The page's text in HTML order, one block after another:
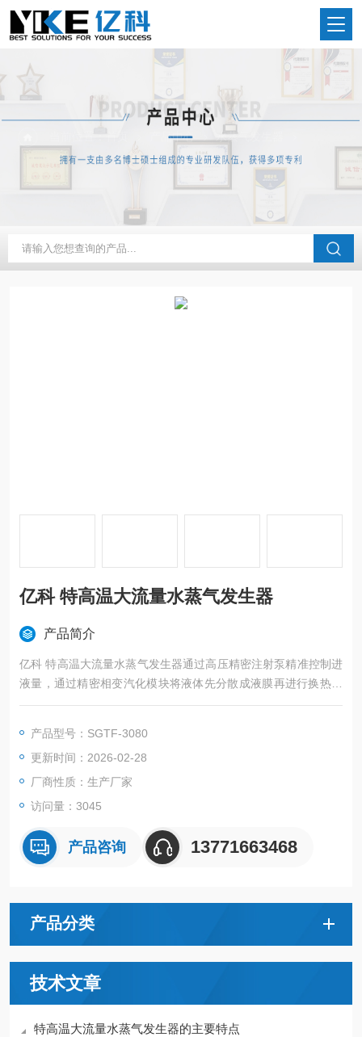
当前位置：首页 产品中心 水蒸气发生器
亿科 特高温大流量水蒸气发生器
产品简介
亿科 特高温大流量水蒸气发生器通过高压精密注射泵精准控制进
液量，通过精密相变汽化模块将液体先分散成液膜再进行换热转
化成水蒸气。可以稳定、精确地将一路液体蒸发后，进行第二次
产品型号：SGTF-3080
更新时间：2026-02-28
厂商性质：生产厂家
访问量：3045
产品咨询 13771663468
产品分类
技术文章
特高温大流量水蒸气发生器的主要特点